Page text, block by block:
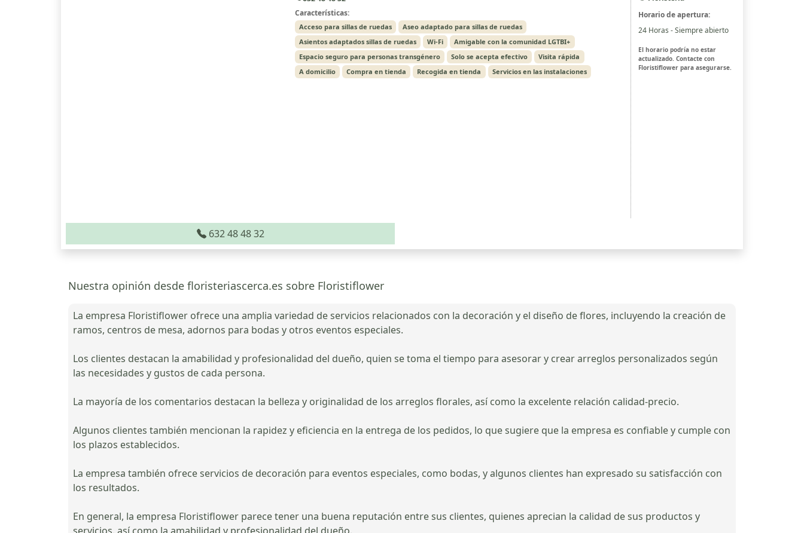
Características:
Acceso para sillas de ruedas
Aseo adaptado para sillas de ruedas
Asientos adaptados sillas de ruedas
Wi-Fi
Amigable con la comunidad LGTBI+
Espacio seguro para personas transgénero
Solo se acepta efectivo
Visita rápida
A domicilio
Compra en tienda Recogida en tienda Servicios en las instalaciones
Horario de apertura:
24 Horas - Siempre abierto
El horario podría no estar
actualizado. Contacte con
Floristiflower para asegurarse.
632 48 48 32
Nuestra opinión desde floristeriascerca.es sobre Floristiflower
La empresa Floristiflower ofrece una amplia variedad de servicios relacionados con la decoración y el diseño de flores, incluyendo la creación de
ramos, centros de mesa, adornos para bodas y otros eventos especiales.
Los clientes destacan la amabilidad y profesionalidad del dueño, quien se toma el tiempo para asesorar y crear arreglos personalizados según
las necesidades y gustos de cada persona.
La mayoría de los comentarios destacan la belleza y originalidad de los arreglos florales, así como la excelente relación calidad-precio.
Algunos clientes también mencionan la rapidez y eficiencia en la entrega de los pedidos, lo que sugiere que la empresa es confiable y cumple con
los plazos establecidos.
La empresa también ofrece servicios de decoración para eventos especiales, como bodas, y algunos clientes han expresado su satisfacción con
los resultados.
En general, la empresa Floristiflower parece tener una buena reputación entre sus clientes, quienes aprecian la calidad de sus productos y